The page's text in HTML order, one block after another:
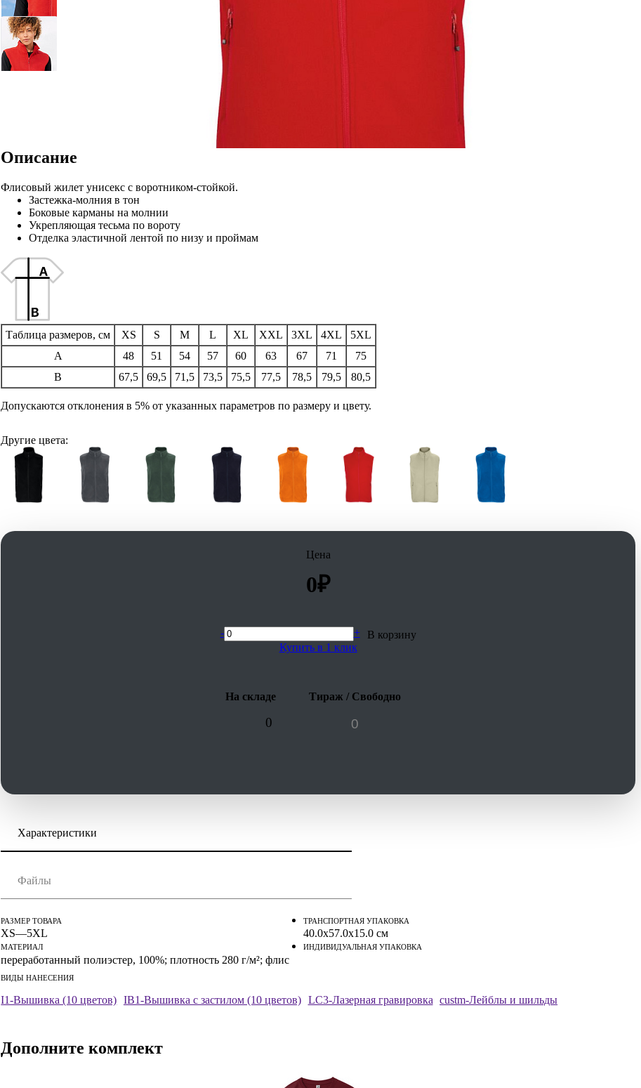
Описание
Флисовый жилет унисекс с воротником-стойкой.
Застежка-молния в тон
Боковые карманы на молнии
Укрепляющая тесьма по вороту
Отделка эластичной лентой по низу и проймам
Таблица размеров, см XS S M L XL XXL 3XL 4XL
5XL
A
48 51 54 57 60 63 67 71
75
B
67,5 69,5 71,5 73,5 75,5 77,5 78,5 79,5 80,5
Допускаются отклонения в 5% от указанных параметров по размеру и цвету.
Другие цвета:
Цена
0₽
- +
В корзину
Купить в 1 клик
На складе Тираж / Свободно
0
Характеристики
РАЗМЕР ТОВАРА
XS—5XL
МАТЕРИАЛ
переработанный полиэстер, 100%; плотность 280 г/м²; флис
ТРАНСПОРТНАЯ УПАКОВКА
40.0x57.0x15.0 см
ИНДИВИДУАЛЬНАЯ УПАКОВКА
ВИДЫ НАНЕСЕНИЯ
I1-Вышивка (10 цветов) IB1-Вышивка с застилом (10 цветов) LC3-Лазерная гравировка custm-Лейблы и шильды
Файлы
Инструкция по сохранению pdf из Corel Draw
Инструкция по сохранению pdf из Adobe Illustrator
Дополните комплект